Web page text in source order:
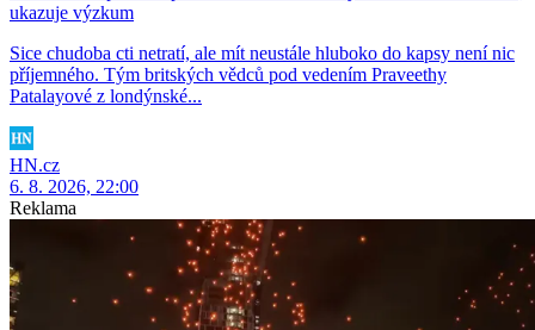
ukazuje výzkum
Sice chudoba cti netratí, ale mít neustále hluboko do kapsy není nic
příjemného. Tým britských vědců pod vedením Praveethy
Patalayové z londýnské...
HN.cz
6. 8. 2026, 22:00
Reklama